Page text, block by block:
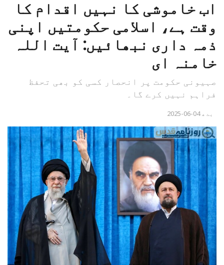
اب خاموشی کا نہیں اقدام کا
وقت ہے، اسلامی حکومتیں اپنی
ذمہ داری نبھائیں: آیت اللہ
خامنہ ای
صہیونی حکومت پر انحصار کسی کو بھی تحفظ
فراہم نہیں کرے گا۔
بدھ 04-06-2025